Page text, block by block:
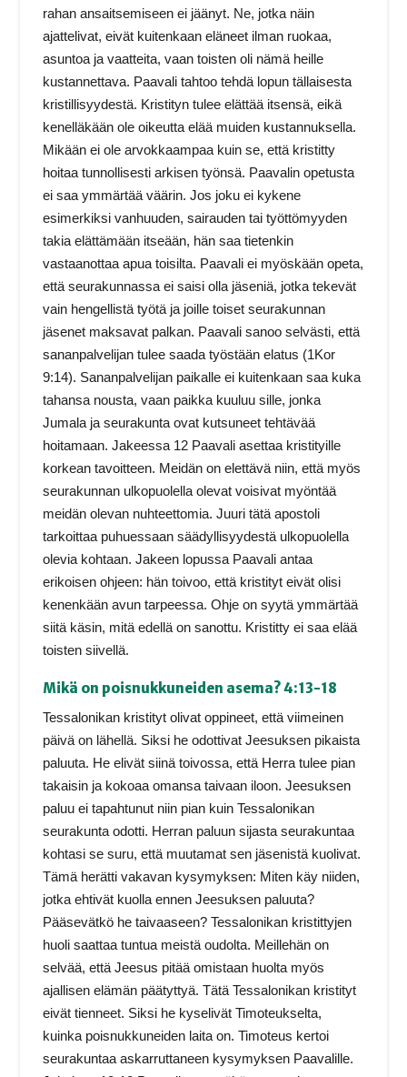
rahan ansaitsemiseen ei jäänyt. Ne, jotka näin
ajattelivat, eivät kuitenkaan eläneet ilman ruokaa,
asuntoa ja vaatteita, vaan toisten oli nämä heille
kustannettava. Paavali tahtoo tehdä lopun tällaisesta
kristillisyydestä. Kristityn tulee elättää itsensä, eikä
kenelläkään ole oikeutta elää muiden kustannuksella.
Mikään ei ole arvokkaampaa kuin se, että kristitty
hoitaa tunnollisesti arkisen työnsä. Paavalin opetusta
ei saa ymmärtää väärin. Jos joku ei kykene
esimerkiksi vanhuuden, sairauden tai työttömyyden
takia elättämään itseään, hän saa tietenkin
vastaanottaa apua toisilta. Paavali ei myöskään opeta,
että seurakunnassa ei saisi olla jäseniä, jotka tekevät
vain hengellistä työtä ja joille toiset seurakunnan
jäsenet maksavat palkan. Paavali sanoo selvästi, että
sananpalvelijan tulee saada työstään elatus (1Kor
9:14). Sananpalvelijan paikalle ei kuitenkaan saa kuka
tahansa nousta, vaan paikka kuuluu sille, jonka
Jumala ja seurakunta ovat kutsuneet tehtävää
hoitamaan. Jakeessa 12 Paavali asettaa kristityille
korkean tavoitteen. Meidän on elettävä niin, että myös
seurakunnan ulkopuolella olevat voisivat myöntää
meidän olevan nuhteettomia. Juuri tätä apostoli
tarkoittaa puhuessaan säädyllisyydestä ulkopuolella
olevia kohtaan. Jakeen lopussa Paavali antaa
erikoisen ohjeen: hän toivoo, että kristityt eivät olisi
kenenkään avun tarpeessa. Ohje on syytä ymmärtää
siitä käsin, mitä edellä on sanottu. Kristitty ei saa elää
toisten siivellä.
Mikä on poisnukkuneiden asema? 4:13-18
Tessalonikan kristityt olivat oppineet, että viimeinen
päivä on lähellä. Siksi he odottivat Jeesuksen pikaista
paluuta. He elivät siinä toivossa, että Herra tulee pian
takaisin ja kokoaa omansa taivaan iloon. Jeesuksen
paluu ei tapahtunut niin pian kuin Tessalonikan
seurakunta odotti. Herran paluun sijasta seurakuntaa
kohtasi se suru, että muutamat sen jäsenistä kuolivat.
Tämä herätti vakavan kysymyksen: Miten käy niiden,
jotka ehtivät kuolla ennen Jeesuksen paluuta?
Pääsevätkö he taivaaseen? Tessalonikan kristittyjen
huoli saattaa tuntua meistä oudolta. Meillehän on
selvää, että Jeesus pitää omistaan huolta myös
ajallisen elämän päätyttyä. Tätä Tessalonikan kristityt
eivät tienneet. Siksi he kyselivät Timoteukselta,
kuinka poisnukkuneiden laita on. Timoteus kertoi
seurakuntaa askarruttaneen kysymyksen Paavalille.